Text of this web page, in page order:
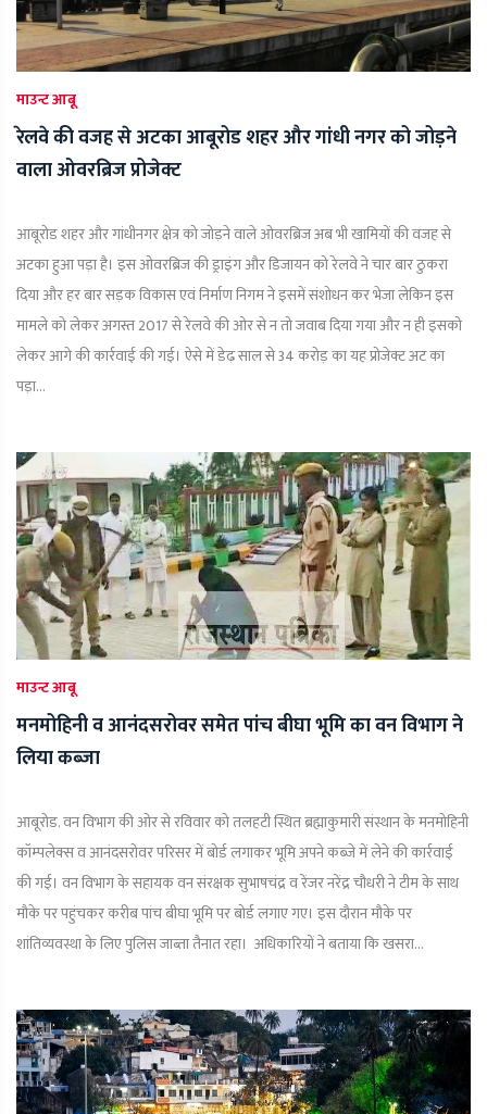
माउन्ट आबू
रेलवे की वजह से अटका आबूरोड शहर और गांधी नगर को जोड़ने
वाला ओवरब्रिज प्रोजेक्ट
आबूरोड शहर और गांधीनगर क्षेत्र को जोड़ने वाले ओवरब्रिज अब भी खामियों की वजह से
अटका हुआ पड़ा है। इस ओवरब्रिज की ड्राइंग और डिजायन को रेलवे ने चार बार ठुकरा
दिया और हर बार सड़क विकास एवं निर्माण निगम ने इसमें संशोधन कर भेजा लेकिन इस
मामले को लेकर अगस्त 2017 से रेलवे की ओर से न तो जवाब दिया गया और न ही इसको
लेकर आगे की कार्रवाई की गई। ऐसे में डेढ़ साल से 34 करोड़ का यह प्रोजेक्ट अट का
पड़ा...
माउन्ट आबू
मनमोहिनी व आनंदसरोवर समेत पांच बीघा भूमि का वन विभाग ने
लिया कब्जा
आबूरोड. वन विभाग की ओर से रविवार को तलहटी स्थित ब्रह्माकुमारी संस्थान के मनमोहिनी
कॉम्पलेक्स व आनंदसरोवर परिसर में बोर्ड लगाकर भूमि अपने कब्जे में लेने की कार्रवाई
की गई। वन विभाग के सहायक वन संरक्षक सुभाषचंद्र व रेंजर नरेंद्र चौधरी ने टीम के साथ
मौके पर पहुंचकर करीब पांच बीघा भूमि पर बोर्ड लगाए गए। इस दौरान मौके पर
शांतिव्यवस्था के लिए पुलिस जाब्ता तैनात रहा। अधिकारियों ने बताया कि खसरा...